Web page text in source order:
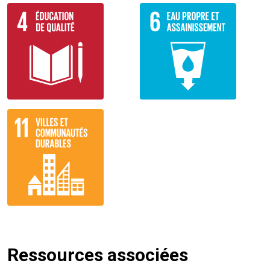
Ressources associées